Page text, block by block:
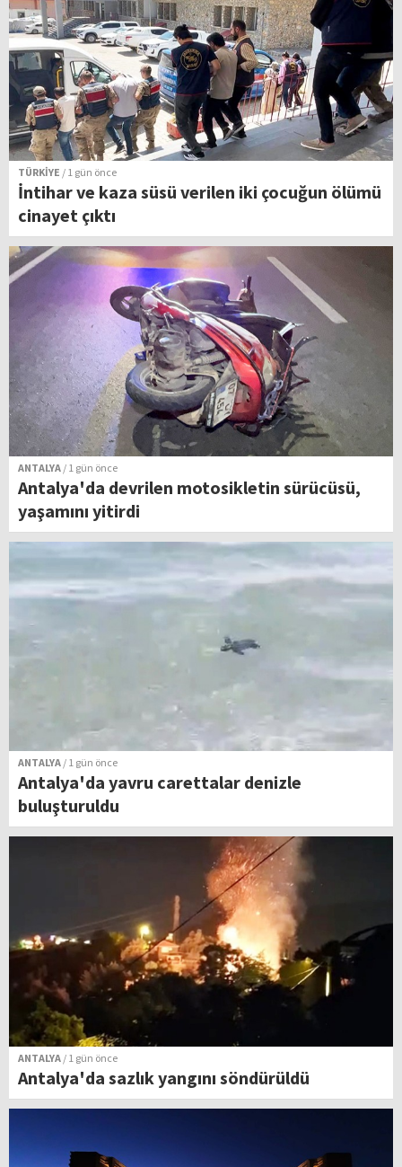
TÜRKİYE / 1 gün önce
İntihar ve kaza süsü verilen iki çocuğun ölümü
cinayet çıktı
ANTALYA / 1 gün önce
Antalya'da devrilen motosikletin sürücüsü,
yaşamını yitirdi
ANTALYA / 1 gün önce
Antalya'da yavru carettalar denizle
buluşturuldu
ANTALYA / 1 gün önce
Antalya'da sazlık yangını söndürüldü